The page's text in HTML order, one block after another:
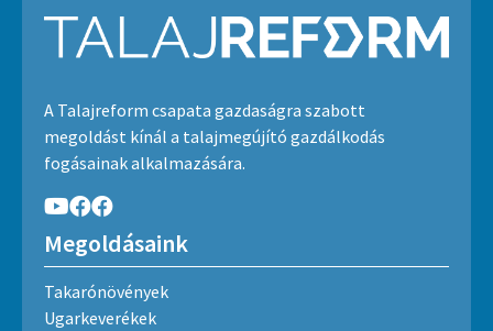
A Talajreform csapata gazdaságra szabott
megoldást kínál a talajmegújító gazdálkodás
fogásainak alkalmazására.
Megoldásaink
Takarónövények
Ugarkeverékek